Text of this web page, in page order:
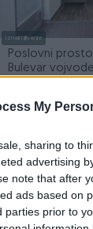
My
sharing to
advertising
note that after
ads based on
parties prior to
Iznajmljivanje
Poslovni
Bulevar